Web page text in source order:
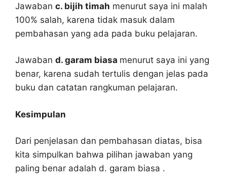
Jawaban c. bijih timah menurut saya ini malah
100% salah, karena tidak masuk dalam
pembahasan yang ada pada buku pelajaran.
Jawaban d. garam biasa menurut saya ini yang
benar, karena sudah tertulis dengan jelas pada
buku dan catatan rangkuman pelajaran.
Kesimpulan
Dari penjelasan dan pembahasan diatas, bisa
kita simpulkan bahwa pilihan jawaban yang
paling benar adalah d. garam biasa .